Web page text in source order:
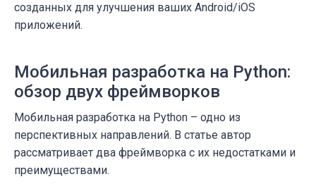
созданных для улучшения ваших Android/iOS
приложений.
Мобильная разработка на Python:
обзор двух фреймворков
Мобильная разработка на Python – одно из
перспективных направлений. В статье автор
рассматривает два фреймворка с их недостатками и
преимуществами.